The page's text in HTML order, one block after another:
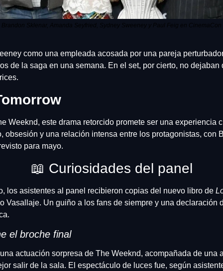
Brandon Sklenar, Amanda Seyfried, Sydney Sweeney y Paul Feig en CinemaCon
como una empleada acosada por una pareja
de la saga en una semana. En el set, por cierto, no dejaban
Weeknd, este drama retorcido promete ser una experiencia
obsesión y una relación intensa entre los protagonistas, con
para mayo.
📖 Curiosidades del panel
los asistentes al panel recibieron copias del nuevo libro de
Vasallaje. Un guiño a los fans de siempre y una declaración
el broche final
actuación sorpresa de The Weeknd, acompañada de una
salir de la sala. El espectáculo de luces fue, según